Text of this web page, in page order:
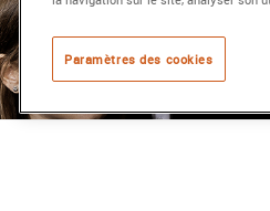
Paramètres des cookies